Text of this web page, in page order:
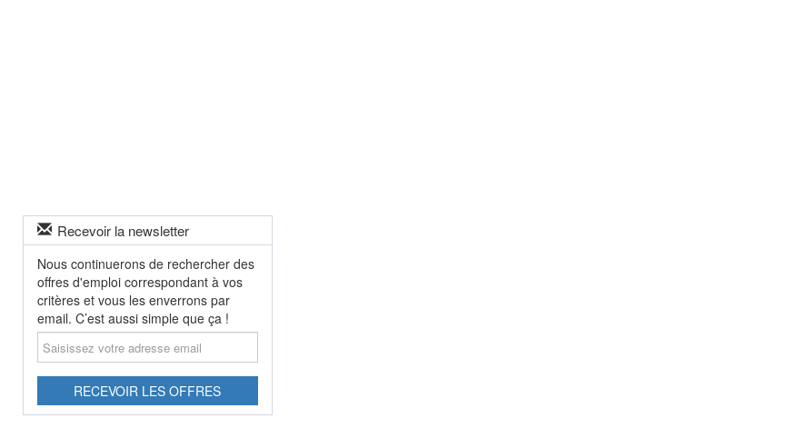
Recevoir la newsletter
Nous continuerons de rechercher des
offres d'emploi correspondant à vos
critères et vous les enverrons par
email. C’est aussi simple que ça !
Saisissez
votre
adresse
RECEVOIR LES OFFRES